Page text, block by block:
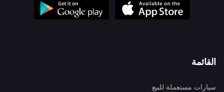
القائمة
سيارات مستعملة للبيع